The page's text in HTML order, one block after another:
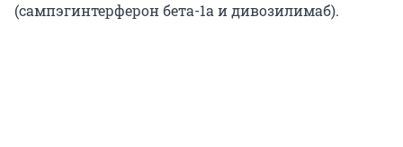
(сампэгинтерферон бета-1а и дивозилимаб).